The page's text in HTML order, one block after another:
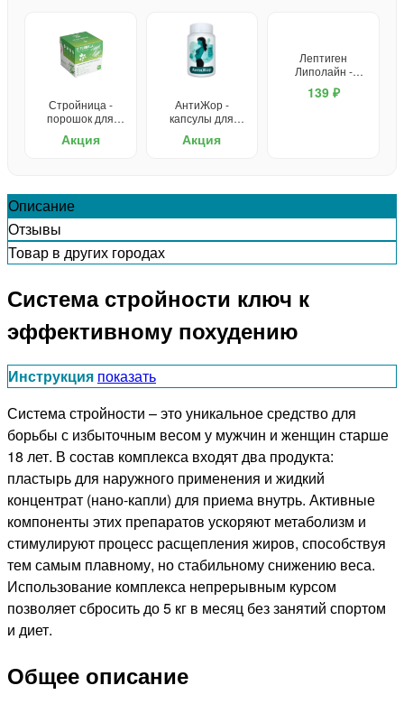
Стройница -
порошок для
Акция
АнтиЖор -
капсулы для
Акция
Лептиген
Липолайн -
капсулы для
похудения
139 ₽
Описание
Отзывы
Товар в других городах
Система стройности ключ к
эффективному похудению
Инструкция показать
Система стройности – это уникальное средство для
борьбы с избыточным весом у мужчин и женщин старше
18 лет. В состав комплекса входят два продукта:
пластырь для наружного применения и жидкий
концентрат (нано-капли) для приема внутрь. Активные
компоненты этих препаратов ускоряют метаболизм и
стимулируют процесс расщепления жиров, способствуя
тем самым плавному, но стабильному снижению веса.
Использование комплекса непрерывным курсом
позволяет сбросить до 5 кг в месяц без занятий спортом
и диет.
Общее описание